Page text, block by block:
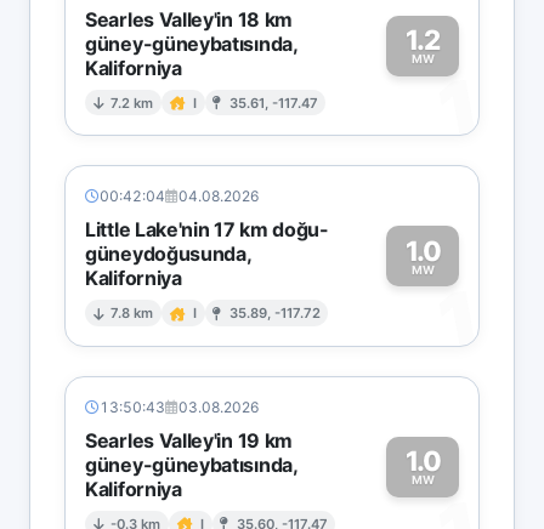
Searles Valley'in 18 km
güney-güneybatısında,
Kaliforniya
7.2 km I 35.61, -117.47
1.2
MW
1
00:42:04 04.08.2026
Little Lake'nin 17 km doğu-
güneydoğusunda,
Kaliforniya
7.8 km I 35.89, -117.72
1.0
MW
1
13:50:43 03.08.2026
Searles Valley'in 19 km
güney-güneybatısında,
Kaliforniya
-0.3 km I 35.60, -117.47
1.0
MW